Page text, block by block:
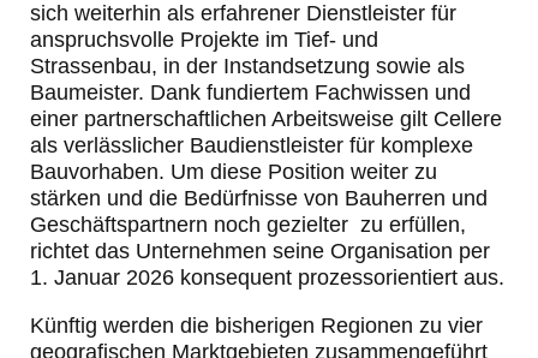
sich weiterhin als erfahrener Dienstleister für
anspruchsvolle Projekte im Tief- und
Strassenbau, in der Instandsetzung sowie als
Baumeister. Dank fundiertem Fachwissen und
einer partnerschaftlichen Arbeitsweise gilt Cellere
als verlässlicher Baudienstleister für komplexe
Bauvorhaben. Um diese Position weiter zu
stärken und die Bedürfnisse von Bauherren und
Geschäftspartnern noch gezielter zu erfüllen,
richtet das Unternehmen seine Organisation per
1. Januar 2026 konsequent prozessorientiert aus.
Künftig werden die bisherigen Regionen zu vier
geografischen Marktgebieten zusammengeführt